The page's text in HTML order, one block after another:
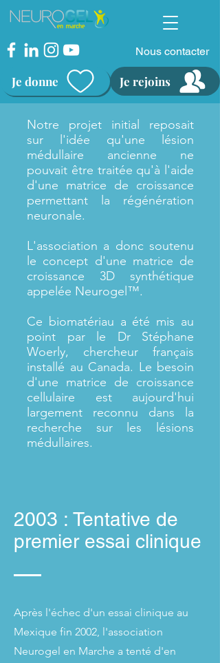
Nous contacter
Je donne Je rejoins
Notre projet initial reposait
sur l'idée qu'une lésion
médullaire ancienne ne
pouvait être traitée qu'à l'aide
d'une matrice de croissance
permettant la régénération
neuronale.
L'association a donc soutenu
le concept d'une matrice de
croissance 3D synthétique
appelée Neurogel™.
Ce biomatériau a été mis au
point par le Dr Stéphane
Woerly, chercheur français
installé au Canada. Le besoin
d'une matrice de croissance
cellulaire est aujourd'hui
largement reconnu dans la
recherche sur les lésions
médullaires.
2003 : Tentative de
premier essai clinique
Après l'échec d'un essai clinique au
Mexique fin 2002, l'association
Neurogel en Marche a tenté d'en